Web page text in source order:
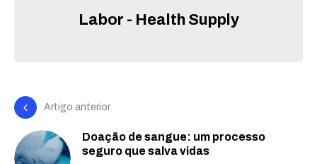
Labor - Health Supply
Artigo anterior
Doação de sangue: um processo
seguro que salva vidas